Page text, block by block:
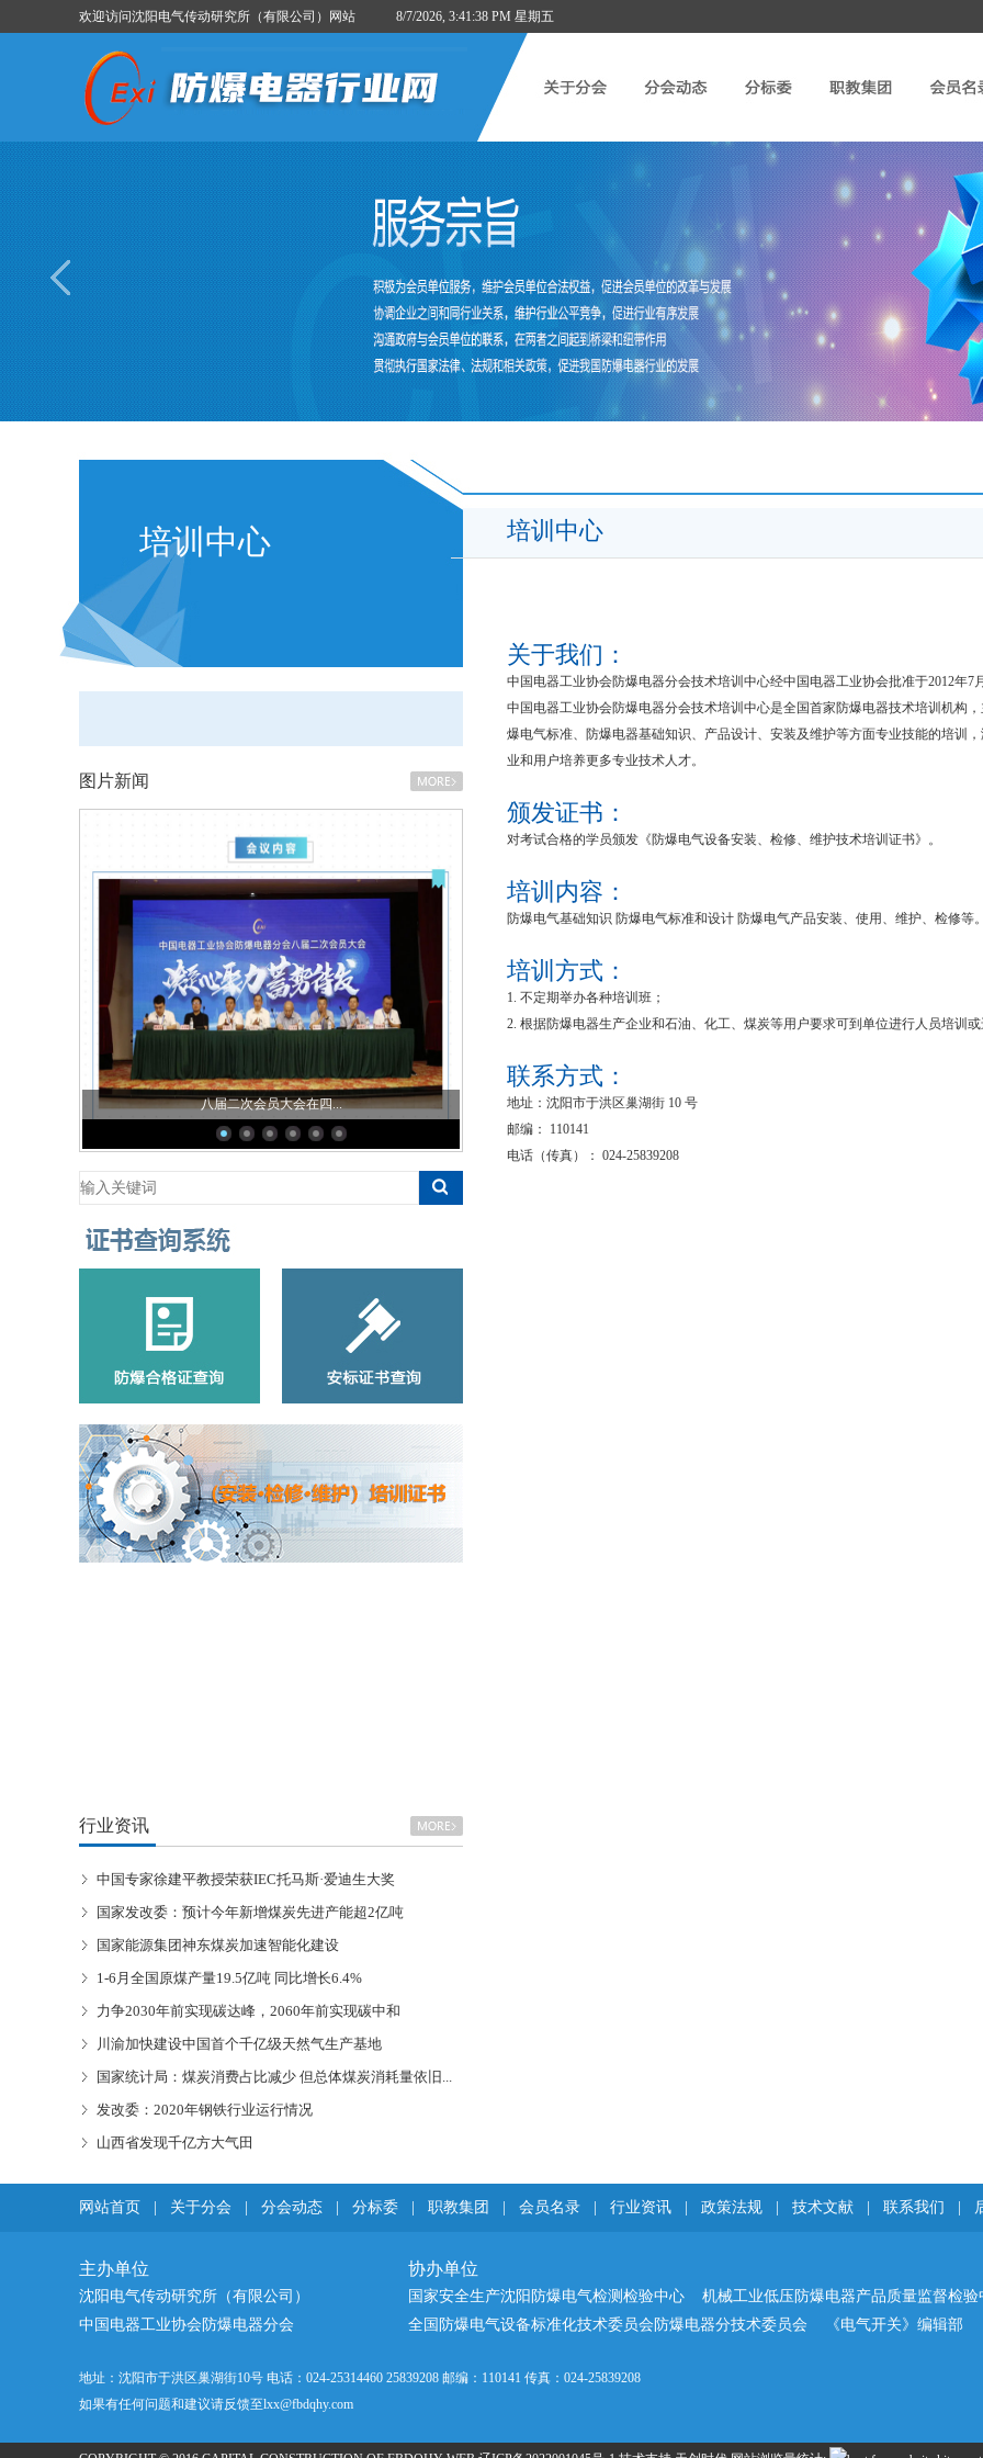
欢迎访问沈阳电气传动研究所（有限公司）网站 8/7/2026, 3:41:38 PM 星期五
培训中心
图片新闻
八届二次会员大会在四... 防爆电器分技术委员会...
行业资讯
中国专家徐建平教授荣获IEC托马斯·爱迪生大奖
国家发改委：预计今年新增煤炭先进产能超2亿吨
国家能源集团神东煤炭加速智能化建设
1-6月全国原煤产量19.5亿吨 同比增长6.4%
力争2030年前实现碳达峰，2060年前实现碳中和
川渝加快建设中国首个千亿级天然气生产基地
国家统计局：煤炭消费占比减少 但总体煤炭消耗量依旧...
发改委：2020年钢铁行业运行情况
山西省发现千亿方大气田
培训中心
关于我们：
中国电器工业协会防爆电器分会技术培训中心经中国电器工业协会批准于2012年7
中国电器工业协会防爆电器分会技术培训中心是全国首家防爆电器技术培训机构
爆电气标准、防爆电器基础知识、产品设计、安装及维护等方面专业技能的培训
业和用户培养更多专业技术人才。
颁发证书：
对考试合格的学员颁发《防爆电气设备安装、检修、维护技术培训证书》。
培训内容：
防爆电气基础知识 防爆电气标准和设计 防爆电气产品安装、使用、维护、检修等。
培训方式：
1. 不定期举办各种培训班；
2. 根据防爆电器生产企业和石油、化工、煤炭等用户要求可到单位进行人员培训或
联系方式：
地址：沈阳市于洪区巢湖街 10 号
邮编： 110141
电话（传真）： 024-25839208
网站首页 关于分会 分会动态 分标委 职教集团 会员名录 行业资讯 政策法规 技术文献 联系我们
主办单位 协办单位
沈阳电气传动研究所（有限公司）
国家安全生产沈阳防爆电气检测检验中心 机械工业低压防爆电器产品质量监督检验
中国电器工业协会防爆电器分会
全国防爆电气设备标准化技术委员会防爆电器分技术委员会 《电气开关》编辑部
地址：沈阳市于洪区巢湖街10号 电话：024-25314460 25839208 邮编：110141 传真：024-25839208
如果有任何问题和建议请反馈至lxx@fbdqhy.com